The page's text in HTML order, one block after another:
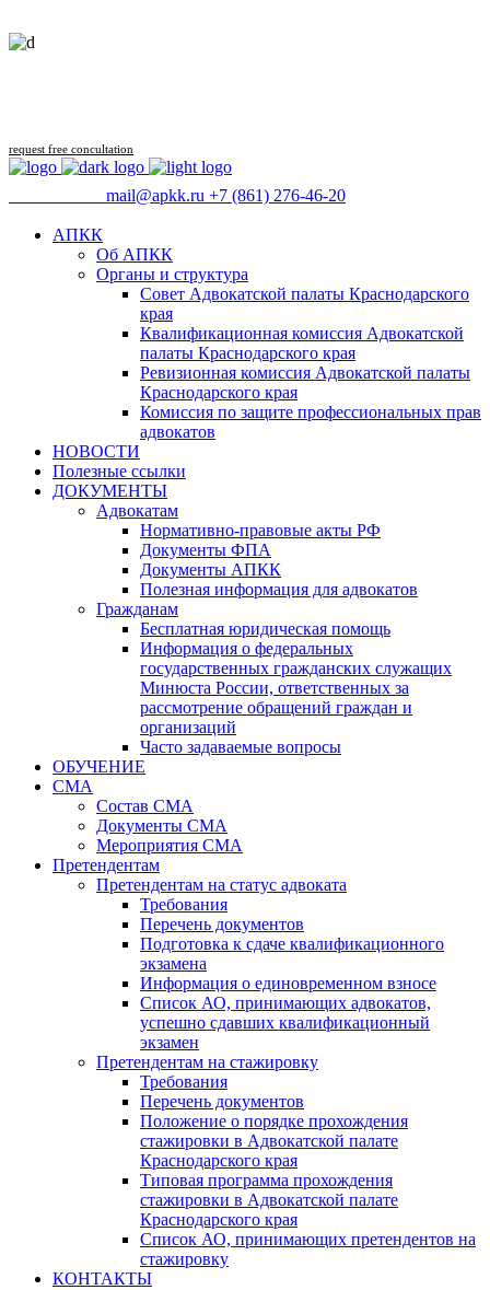
request free concultation
mail@apkk.ru +7 (861) 276-46-20
АПКК
Об АПКК
Органы и структура
Совет Адвокатской палаты Краснодарского
края
Квалификационная комиссия Адвокатской
палаты Краснодарского края
Ревизионная комиссия Адвокатской палаты
Краснодарского края
Комиссия по защите профессиональных прав
адвокатов
НОВОСТИ
Полезные ссылки
ДОКУМЕНТЫ
Адвокатам
Нормативно-правовые акты РФ
Документы ФПА
Документы АПКК
Полезная информация для адвокатов
Гражданам
Бесплатная юридическая помощь
Информация о федеральных
государственных гражданских служащих
Минюста России, ответственных за
рассмотрение обращений граждан и
организаций
Часто задаваемые вопросы
ОБУЧЕНИЕ
СМА
Состав СМА
Документы СМА
Мероприятия СМА
Претендентам
Претендентам на статус адвоката
Требования
Перечень документов
Подготовка к сдаче квалификационного
экзамена
Информация о единовременном взносе
Список АО, принимающих адвокатов,
успешно сдавших квалификационный
экзамен
Претендентам на стажировку
Требования
Перечень документов
Положение о порядке прохождения
стажировки в Адвокатской палате
Краснодарского края
Типовая программа прохождения
стажировки в Адвокатской палате
Краснодарского края
Список АО, принимающих претендентов на
стажировку
КОНТАКТЫ